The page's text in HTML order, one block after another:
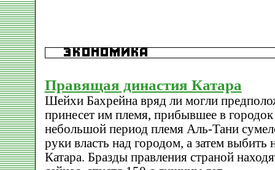
Правящая династия Катара
Шейхи Бахрейна вряд ли могли
принесет им племя, прибывшее в
небольшой период племя Аль-Тани
руки власть над городом, а затем выбить
Катара. Бразды правления страной